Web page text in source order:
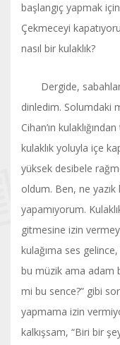
başlangıç yapmak
Çekmeceyi
nasıl bir kulaklık?
Dergide,
dinledim. Solumdaki
Cihan’ın
kulaklık yoluyla içe
yüksek desibele
oldum. Ben, ne
yapamıyorum.
gitmesine izin
kulağıma ses
bu müzik ama adam
mi bu sence?” gibi
yapmama izin
kalkışsam, “Biri bir